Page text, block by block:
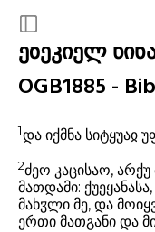
ეზეკიელ
OGB1885 -
1და იქმნა სიტყუაჲ
2ძეო კაცისაო,
მათდამი:
მახჳლი მე, და
ერთი მათგანი და